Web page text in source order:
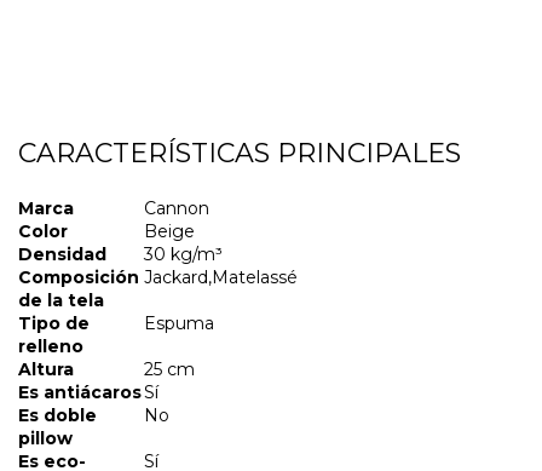
CARACTERÍSTICAS PRINCIPALES
Marca
Cannon
Color
Beige
Densidad
30 kg/m³
Composición
de la tela
Jackard,Matelassé
Tipo de
relleno
Espuma
Altura
25 cm
Es antiácarosSí
Es doble
pillow
No
Es eco- Sí